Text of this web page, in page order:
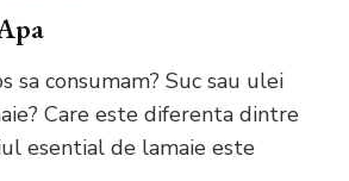
sa consumam? Suc sau ulei
Care este diferenta dintre
esential de lamaie este